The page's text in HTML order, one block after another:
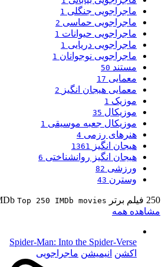
ماجراجویی جنگلی 1
ماجراجویی حماسی 2
ماجراجویی حیوانات 1
ماجراجویی دریایی 1
ماجراجویی نوجوانان 1
مستند 50
معمایی 17
معمایی هیجان انگیز 2
موزیک 1
موزیکال 35
موزیکال جعبه موسیقی 1
هنرهای رزمی 4
هیجان انگیز 1361
هیجان انگیز روانشناختی 6
ورزشی 82
وسترن 43
250 فیلم برتر IMDb Top 250 IMDb movies
مشاهده همه
Spider-Man: Into the Spider-Verse
اکشن انیمیشن ماجراجویی